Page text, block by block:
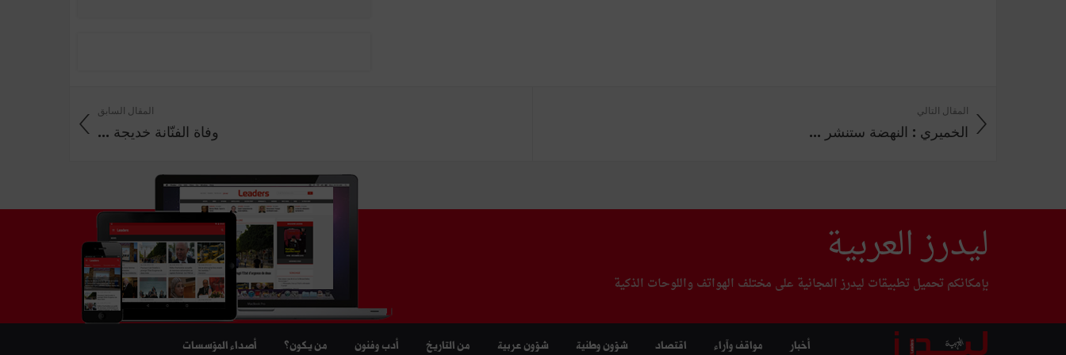
المقال السابق
وفاة الفنّانة خديجة ...
المقال التالي
الخميري : النهضة ستنشر ...
ليدرز العربية
بإمكانكم تحميل تطبيقات ليدرز المجانية على مختلف الهواتف واللوحات الذكية
أخبار مواقف وآراء اقتصاد شؤون وطنية شؤون عربية من التاريخ أدب وفنون من يكون؟ أصداء المؤسسات